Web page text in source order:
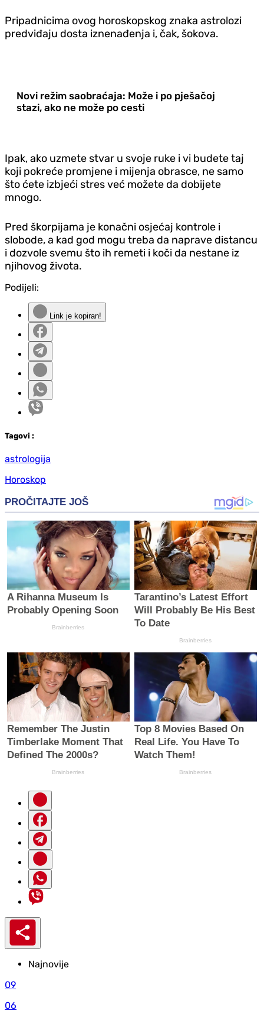
Pripadnicima ovog horoskopskog znaka astrolozi
predviđaju dosta iznenađenja i, čak, šokova.
Novi režim saobraćaja: Može i po pješačoj
stazi, ako ne može po cesti
Ipak, ako uzmete stvar u svoje ruke i vi budete taj
koji pokreće promjene i mijenja obrasce, ne samo
što ćete izbjeći stres već možete da dobijete
mnogo.
Pred škorpijama je konačni osjećaj kontrole i
slobode, a kad god mogu treba da naprave distancu
i dozvole svemu što ih remeti i koči da nestane iz
njihovog života.
Podijeli:
Link je kopiran!
Tagovi :
astrologija
Horoskop
Najnovije
09
06